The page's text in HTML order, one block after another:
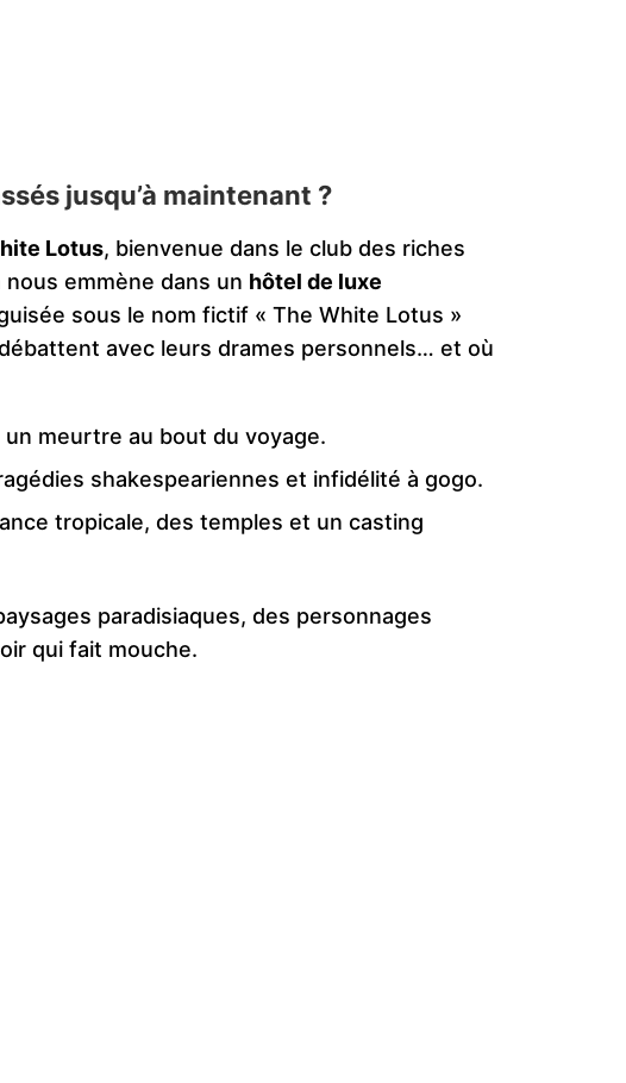
jusqu’à maintenant ?
Lotus, bienvenue dans le club des riches
emmène dans un hôtel de luxe
sous le nom fictif « The White Lotus »
avec leurs drames personnels… et où
meurtre au bout du voyage.
shakespeariennes et infidélité à gogo.
tropicale, des temples et un casting
paradisiaques, des personnages
qui fait mouche.